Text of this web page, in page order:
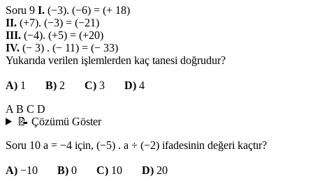
Soru 9 I. (−3). (−6) = (+ 18)
II. (+7). (−3) = (−21)
III. (−4). (+5) = (+20)
IV. (− 3) . (− 11) = (− 33)
Yukarıda verilen işlemlerden kaç tanesi doğrudur?
A) 1 B) 2 C) 3 D) 4
A B C D
📝 Çözümü Göster
Soru 10 a = −4 için, (−5) . a ÷ (−2) ifadesinin değeri kaçtır?
A) −10 B) 0 C) 10 D) 20